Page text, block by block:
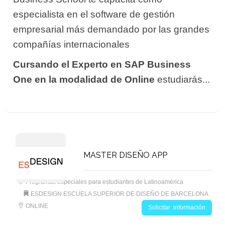
especialista en el software de gestión
empresarial más demandado por las grandes
compañías internacionales
Cursando el Experto en SAP Business
One en la modalidad de Online estudiarás...
MASTER DISEÑO APP
Programas especiales para estudiantes de Latinoamérica
ESDESIGN ESCUELA SUPERIOR DE DISEÑO DE BARCELONA
ONLINE
Solicitar información